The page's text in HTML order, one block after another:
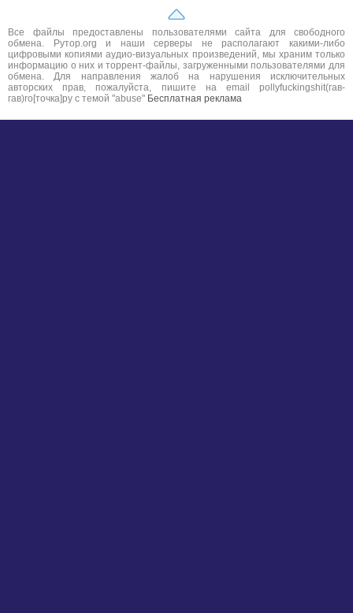
Все файлы предоставлены пользователями сайта для свободного
обмена. Рутор.org и наши серверы не располагают какими-либо
цифровыми копиями аудио-визуальных произведений, мы храним только
информацию о них и торрент-файлы, загруженными пользователями для
обмена. Для направления жалоб на нарушения исключительных
авторских прав, пожалуйста, пишите на email pollyfuckingshit(гав-
гав)ro[точка]ру с темой "abuse" Бесплатная реклама